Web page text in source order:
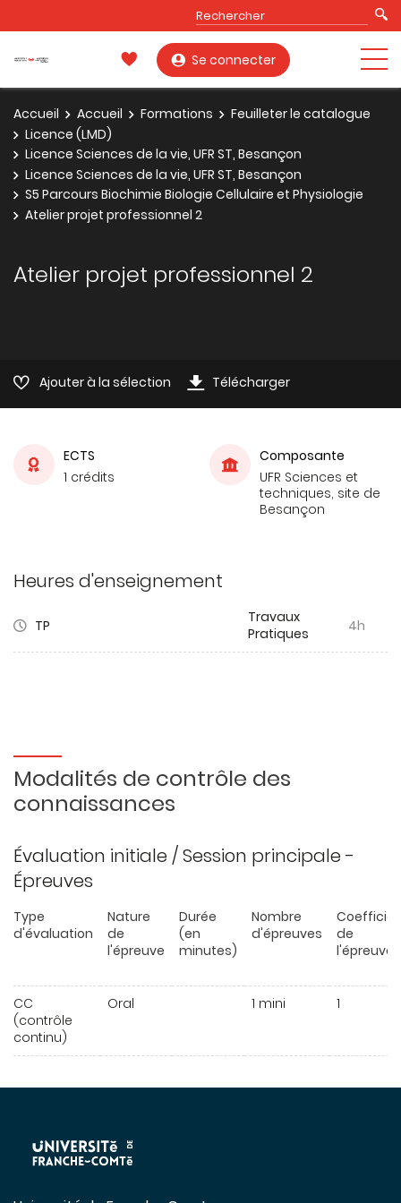
Se connecter
Accueil Accueil Formations
Feuilleter le catalogue
Licence (LMD)
Licence Sciences de la vie, UFR ST, Besançon
Licence Sciences de la vie, UFR ST, Besançon
S5 Parcours Biochimie Biologie Cellulaire et Physiologie
Atelier projet professionnel 2
Atelier projet professionnel 2
Ajouter à la sélection Télécharger
ECTS
1 crédits
Composante
UFR Sciences et
techniques, site de
Besançon
Heures d'enseignement
TP
Travaux
Pratiques
4h
Modalités de contrôle des
connaissances
Évaluation initiale / Session principale -
Épreuves
Type
d'évaluation
Nature
de
l'épreuve
Durée
(en
minutes)
Nombre
d'épreuves
de
l'épreuve
CC
(contrôle
continu)
Oral 1 mini 1